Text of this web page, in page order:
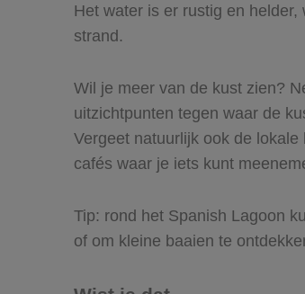
Het water is er rustig en
strand.
Wil je meer van de kust zien?
uitzichtpunten tegen waar de
Vergeet natuurlijk ook de
cafés waar je iets kunt
Tip: rond het Spanish Lagoon
of om kleine baaien te